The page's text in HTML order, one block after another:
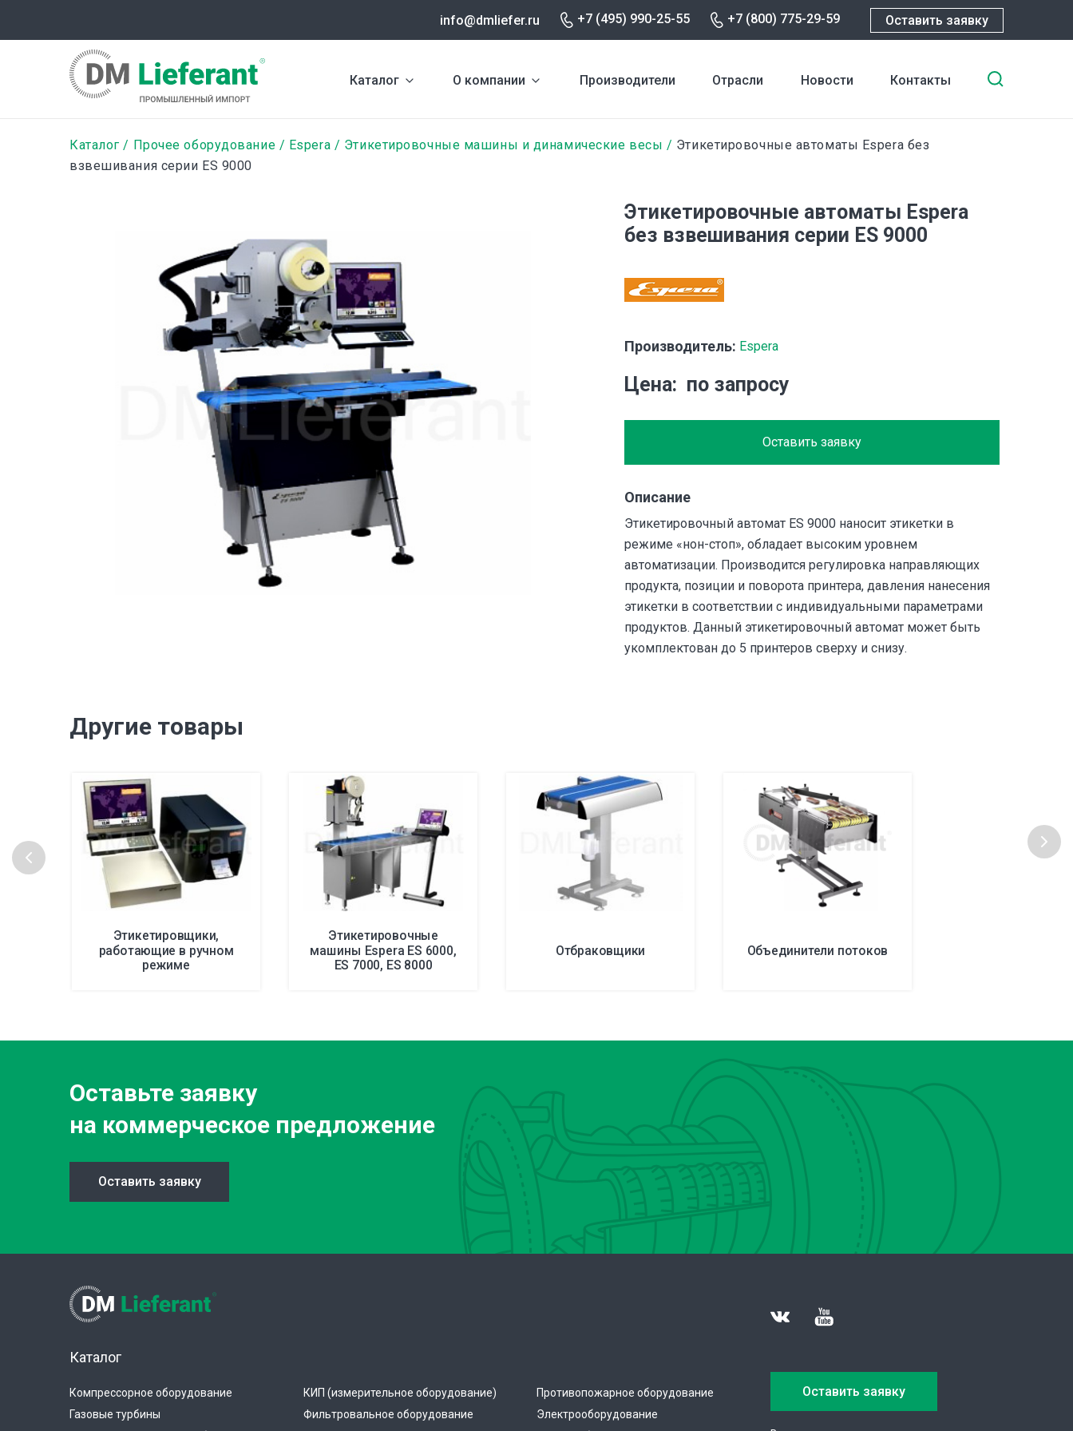
содержанию
info@dmliefer.ru +7 (495) 990-25-55 +7 (800) 775-29-59 Оставить заявку
Каталог О компании Производители Отрасли Новости Контакты
Строка
Каталог Прочее оборудование Espera Этикетировочные машины и динамические весы
Этикетировочные автоматы Espera без
взвешивания серии ES 9000
Этикетировочные автоматы Espera
без взвешивания серии ES 9000
Производитель: Espera
Цена по запросу
Оставить заявку
Описание
Этикетировочный автомат ES 9000 наносит этикетки в
режиме «нон-стоп», обладает высоким уровнем
автоматизации. Производится регулировка направляющих
продукта, позиции и поворота принтера, давления нанесения
этикетки в соответствии с индивидуальными параметрами
продуктов. Данный этикетировочный автомат может быть
укомплектован до 5 принтеров сверху и снизу.
Другие товары
Этикетировщики,
работающие в ручном
режиме
Этикетировочные
машины Espera ES 6000,
ES 7000, ES 8000
Отбраковщики Объединители потоков
Оставьте заявку
на коммерческое предложение
Оставить заявку
Каталог
Компрессорное оборудование
Газовые турбины
КИП (измерительное оборудование)
Фильтровальное оборудование
Противопожарное оборудование
Электрооборудование
Оставить заявку